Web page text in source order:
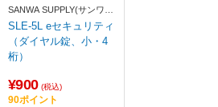
SANWA SUPPLY(サンワサ
プライ)
SLE-5L eセキュリティ
（ダイヤル錠、小・4
桁）
¥900 (税込)
90ポイント